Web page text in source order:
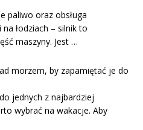
paliwo oraz obsługa
łodziach – silnik to
maszyny. Jest …
morzem, by zapamiętać je do
jednych z najbardziej
wybrać na wakacje. Aby